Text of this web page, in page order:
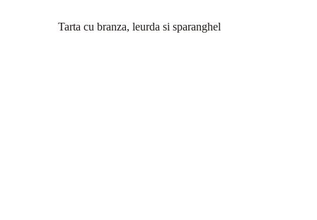
Tarta cu branza, leurda si sparanghel